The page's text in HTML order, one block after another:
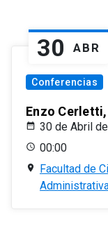
30 ABR
Conferencias
Enzo
30 de Abril
00:00
Facultad de